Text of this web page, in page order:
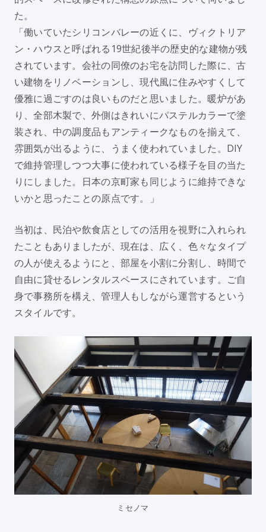
た。
「働いていたシリコンバレーの近くに、ヴィクトリア
ン・ハウスと呼ばれる19世紀後半の歴史的な建物が残
されています。会社の同僚のお宅を訪問した際に、古
い建物をリノベーションし、現代風に住みやすくして
優雅に過ごすのは良いものだと思いました。暖炉があ
り、全部木製で、外側はきれいにパステルカラーで塗
装され、中の調度品もアンティークなものを揃えて、
雰囲気が出るように、うまく使われていました。DIY
で維持管理しつつ大事に使われている様子を目の当た
りにしました。日本の京町家も同じように維持できな
いかと思ったことの原点です。」
当初は、民泊や飲食店としての活用を視野に入れられ
たこともありましたが、現在は、広く、色々なタイプ
の人が使えるようにと、部屋を小割に分割し、時間で
自由に貸せるレンタルスペースにされています。ご自
身で事務所を構え、管理人もしながら運営するという
スタイルです。
ミセノマ